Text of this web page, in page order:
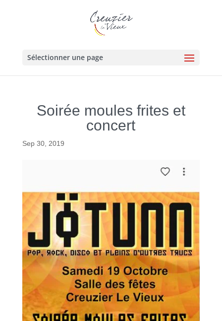
Sélectionner une page
Soirée moules frites et
concert
Sep 30, 2019